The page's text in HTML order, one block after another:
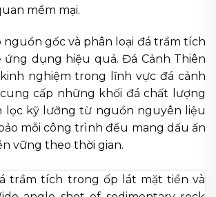
mềm mại.
nguồn gốc và phân loại đá trầm tích
ứng dụng hiệu quả. Đá Cảnh Thiên
nghiệm trong lĩnh vực đá cảnh
cung cấp những khối đá chất lượng
lọc kỹ lưỡng từ nguồn nguyên liệu
mỗi công trình đều mang dấu ấn
vững theo thời gian.